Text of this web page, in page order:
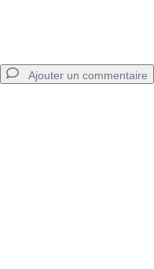
Ajouter un commentaire